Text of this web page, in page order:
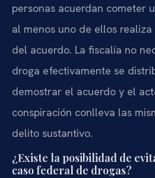
personas acuerdan cometer
al menos uno de ellos
del acuerdo. La fiscalía no
droga efectivamente se
demostrar el acuerdo y el
conspiración conlleva las
delito sustantivo.
¿Existe la posibilidad de
caso federal de drogas?